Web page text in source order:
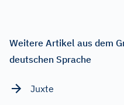
Weitere Artikel aus dem
deutschen Sprache
Juxte